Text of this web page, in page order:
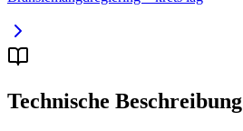
Technische Beschreibung